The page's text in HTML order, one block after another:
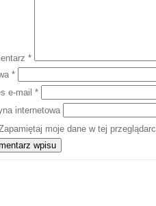
*
*
e-mail *
internetowa
moje dane w tej